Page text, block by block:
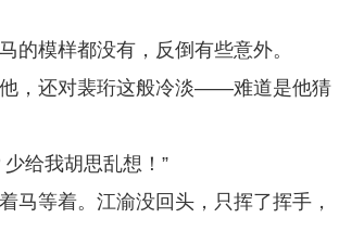
的模样都没有，反倒有些意外。
，还对裴珩这般冷淡——难道是他猜
给我胡思乱想！”
马等着。江渝没回头，只挥了挥手，